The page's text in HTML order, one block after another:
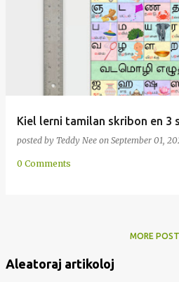
Kiel lerni tamilan skribon en 3
posted by Teddy Nee on September 01,
0 Comments
MORE
Aleatoraj artikoloj